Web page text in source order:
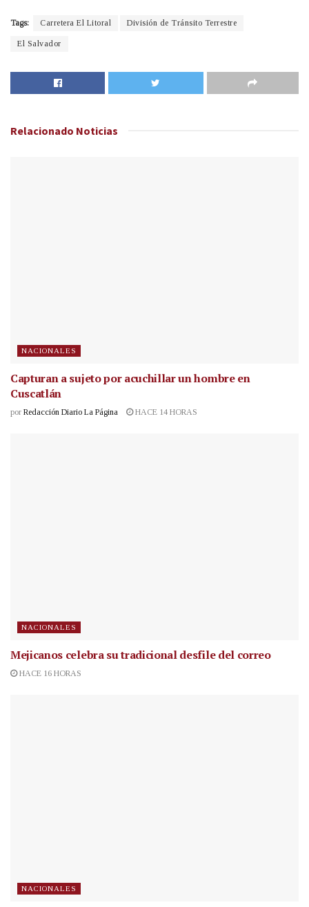
Tags: Carretera El Litoral División de Tránsito Terrestre
El Salvador
Relacionado Noticias
NACIONALES
Capturan a sujeto por acuchillar un hombre en
Cuscatlán
por Redacción Diario La Página HACE 14 HORAS
NACIONALES
Mejicanos celebra su tradicional desfile del correo
HACE 16 HORAS
NACIONALES